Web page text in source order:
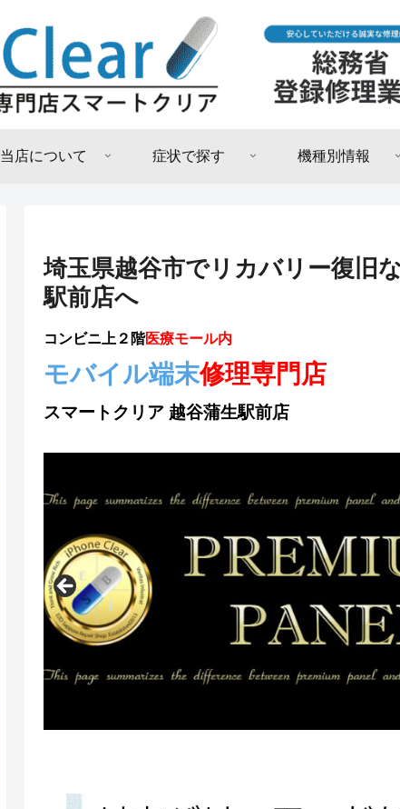
当店について 症状で探す 機種別情報
埼玉県越谷市でリカバリー復旧
駅前店へ
コンビニ上２階医療モール内
モバイル端末修理専門店
スマートクリア 越谷蒲生駅前店